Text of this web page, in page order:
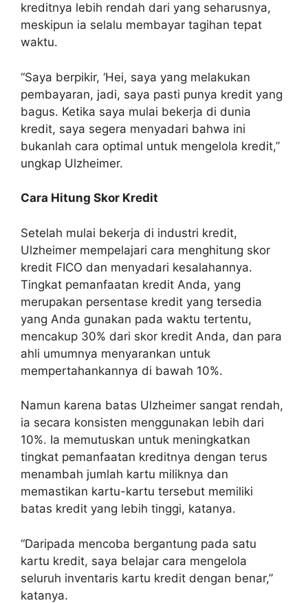
kreditnya lebih rendah dari yang seharusnya,
meskipun ia selalu membayar tagihan tepat
waktu.
“Saya berpikir, ‘Hei, saya yang melakukan
pembayaran, jadi, saya pasti punya kredit yang
bagus. Ketika saya mulai bekerja di dunia
kredit, saya segera menyadari bahwa ini
bukanlah cara optimal untuk mengelola kredit,”
ungkap Ulzheimer.
Cara Hitung Skor Kredit
Setelah mulai bekerja di industri kredit,
Ulzheimer mempelajari cara menghitung skor
kredit FICO dan menyadari kesalahannya.
Tingkat pemanfaatan kredit Anda, yang
merupakan persentase kredit yang tersedia
yang Anda gunakan pada waktu tertentu,
mencakup 30% dari skor kredit Anda, dan para
ahli umumnya menyarankan untuk
mempertahankannya di bawah 10%.
Namun karena batas Ulzheimer sangat rendah,
ia secara konsisten menggunakan lebih dari
10%. Ia memutuskan untuk meningkatkan
tingkat pemanfaatan kreditnya dengan terus
menambah jumlah kartu miliknya dan
memastikan kartu-kartu tersebut memiliki
batas kredit yang lebih tinggi, katanya.
“Daripada mencoba bergantung pada satu
kartu kredit, saya belajar cara mengelola
seluruh inventaris kartu kredit dengan benar,”
katanya.